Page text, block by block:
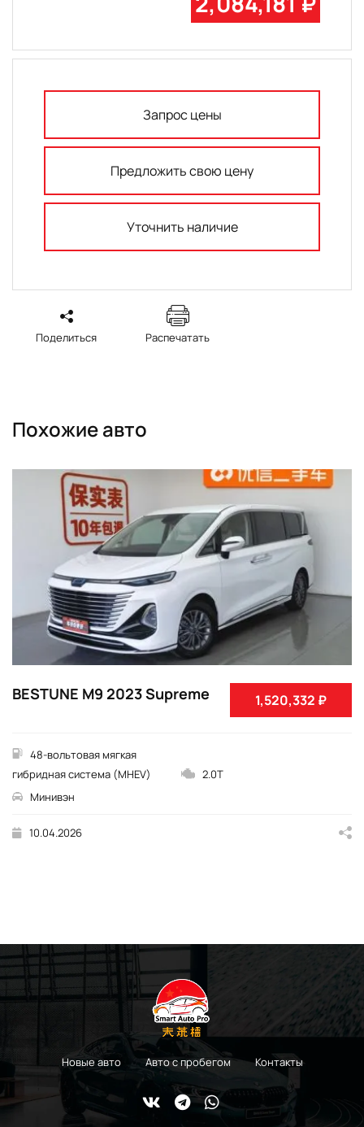
Запрос цены
Предложить свою цену
Уточнить наличие
Поделиться Распечатать
Похожие авто
1,520,332 ₽
BESTUNE M9 2023 Supreme
48-вольтовая мягкая
гибридная система (MHEV)
2.0T
Минивэн
10.04.2026
Новые авто Авто с пробегом Контакты